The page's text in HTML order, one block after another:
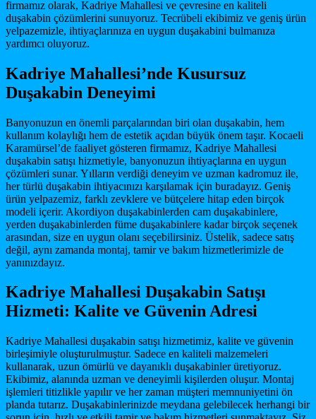
firmamız olarak, Kadriye Mahallesi ve çevresine en kaliteli
duşakabin çözümlerini sunuyoruz. Tecrübeli ekibimiz ve geniş ürün
yelpazemizle, ihtiyaçlarınıza en uygun duşakabini bulmanıza
yardımcı oluyoruz.
Kadriye Mahallesi’nde Kusursuz
Duşakabin Deneyimi
Banyonuzun en önemli parçalarından biri olan duşakabin, hem
kullanım kolaylığı hem de estetik açıdan büyük önem taşır. Kocaeli
Karamürsel’de faaliyet gösteren firmamız, Kadriye Mahallesi
duşakabin satışı hizmetiyle, banyonuzun ihtiyaçlarına en uygun
çözümleri sunar. Yılların verdiği deneyim ve uzman kadromuz ile,
her türlü duşakabin ihtiyacınızı karşılamak için buradayız. Geniş
ürün yelpazemiz, farklı zevklere ve bütçelere hitap eden birçok
modeli içerir. Akordiyon duşakabinlerden cam duşakabinlere,
yerden duşakabinlerden füme duşakabinlere kadar birçok seçenek
arasından, size en uygun olanı seçebilirsiniz. Üstelik, sadece satış
değil, aynı zamanda montaj, tamir ve bakım hizmetlerimizle de
yanınızdayız.
Kadriye Mahallesi Duşakabin Satışı
Hizmeti: Kalite ve Güvenin Adresi
Kadriye Mahallesi duşakabin satışı hizmetimiz, kalite ve güvenin
birleşimiyle oluşturulmuştur. Sadece en kaliteli malzemeleri
kullanarak, uzun ömürlü ve dayanıklı duşakabinler üretiyoruz.
Ekibimiz, alanında uzman ve deneyimli kişilerden oluşur. Montaj
işlemleri titizlikle yapılır ve her zaman müşteri memnuniyetini ön
planda tutarız. Duşakabinlerinizde meydana gelebilecek herhangi bir